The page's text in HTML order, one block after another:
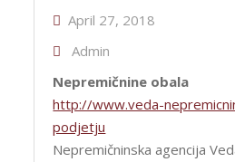
April 27, 2018
Admin
Nepremičnine obala
http://www.veda-
podjetju
Nepremičninska agencija